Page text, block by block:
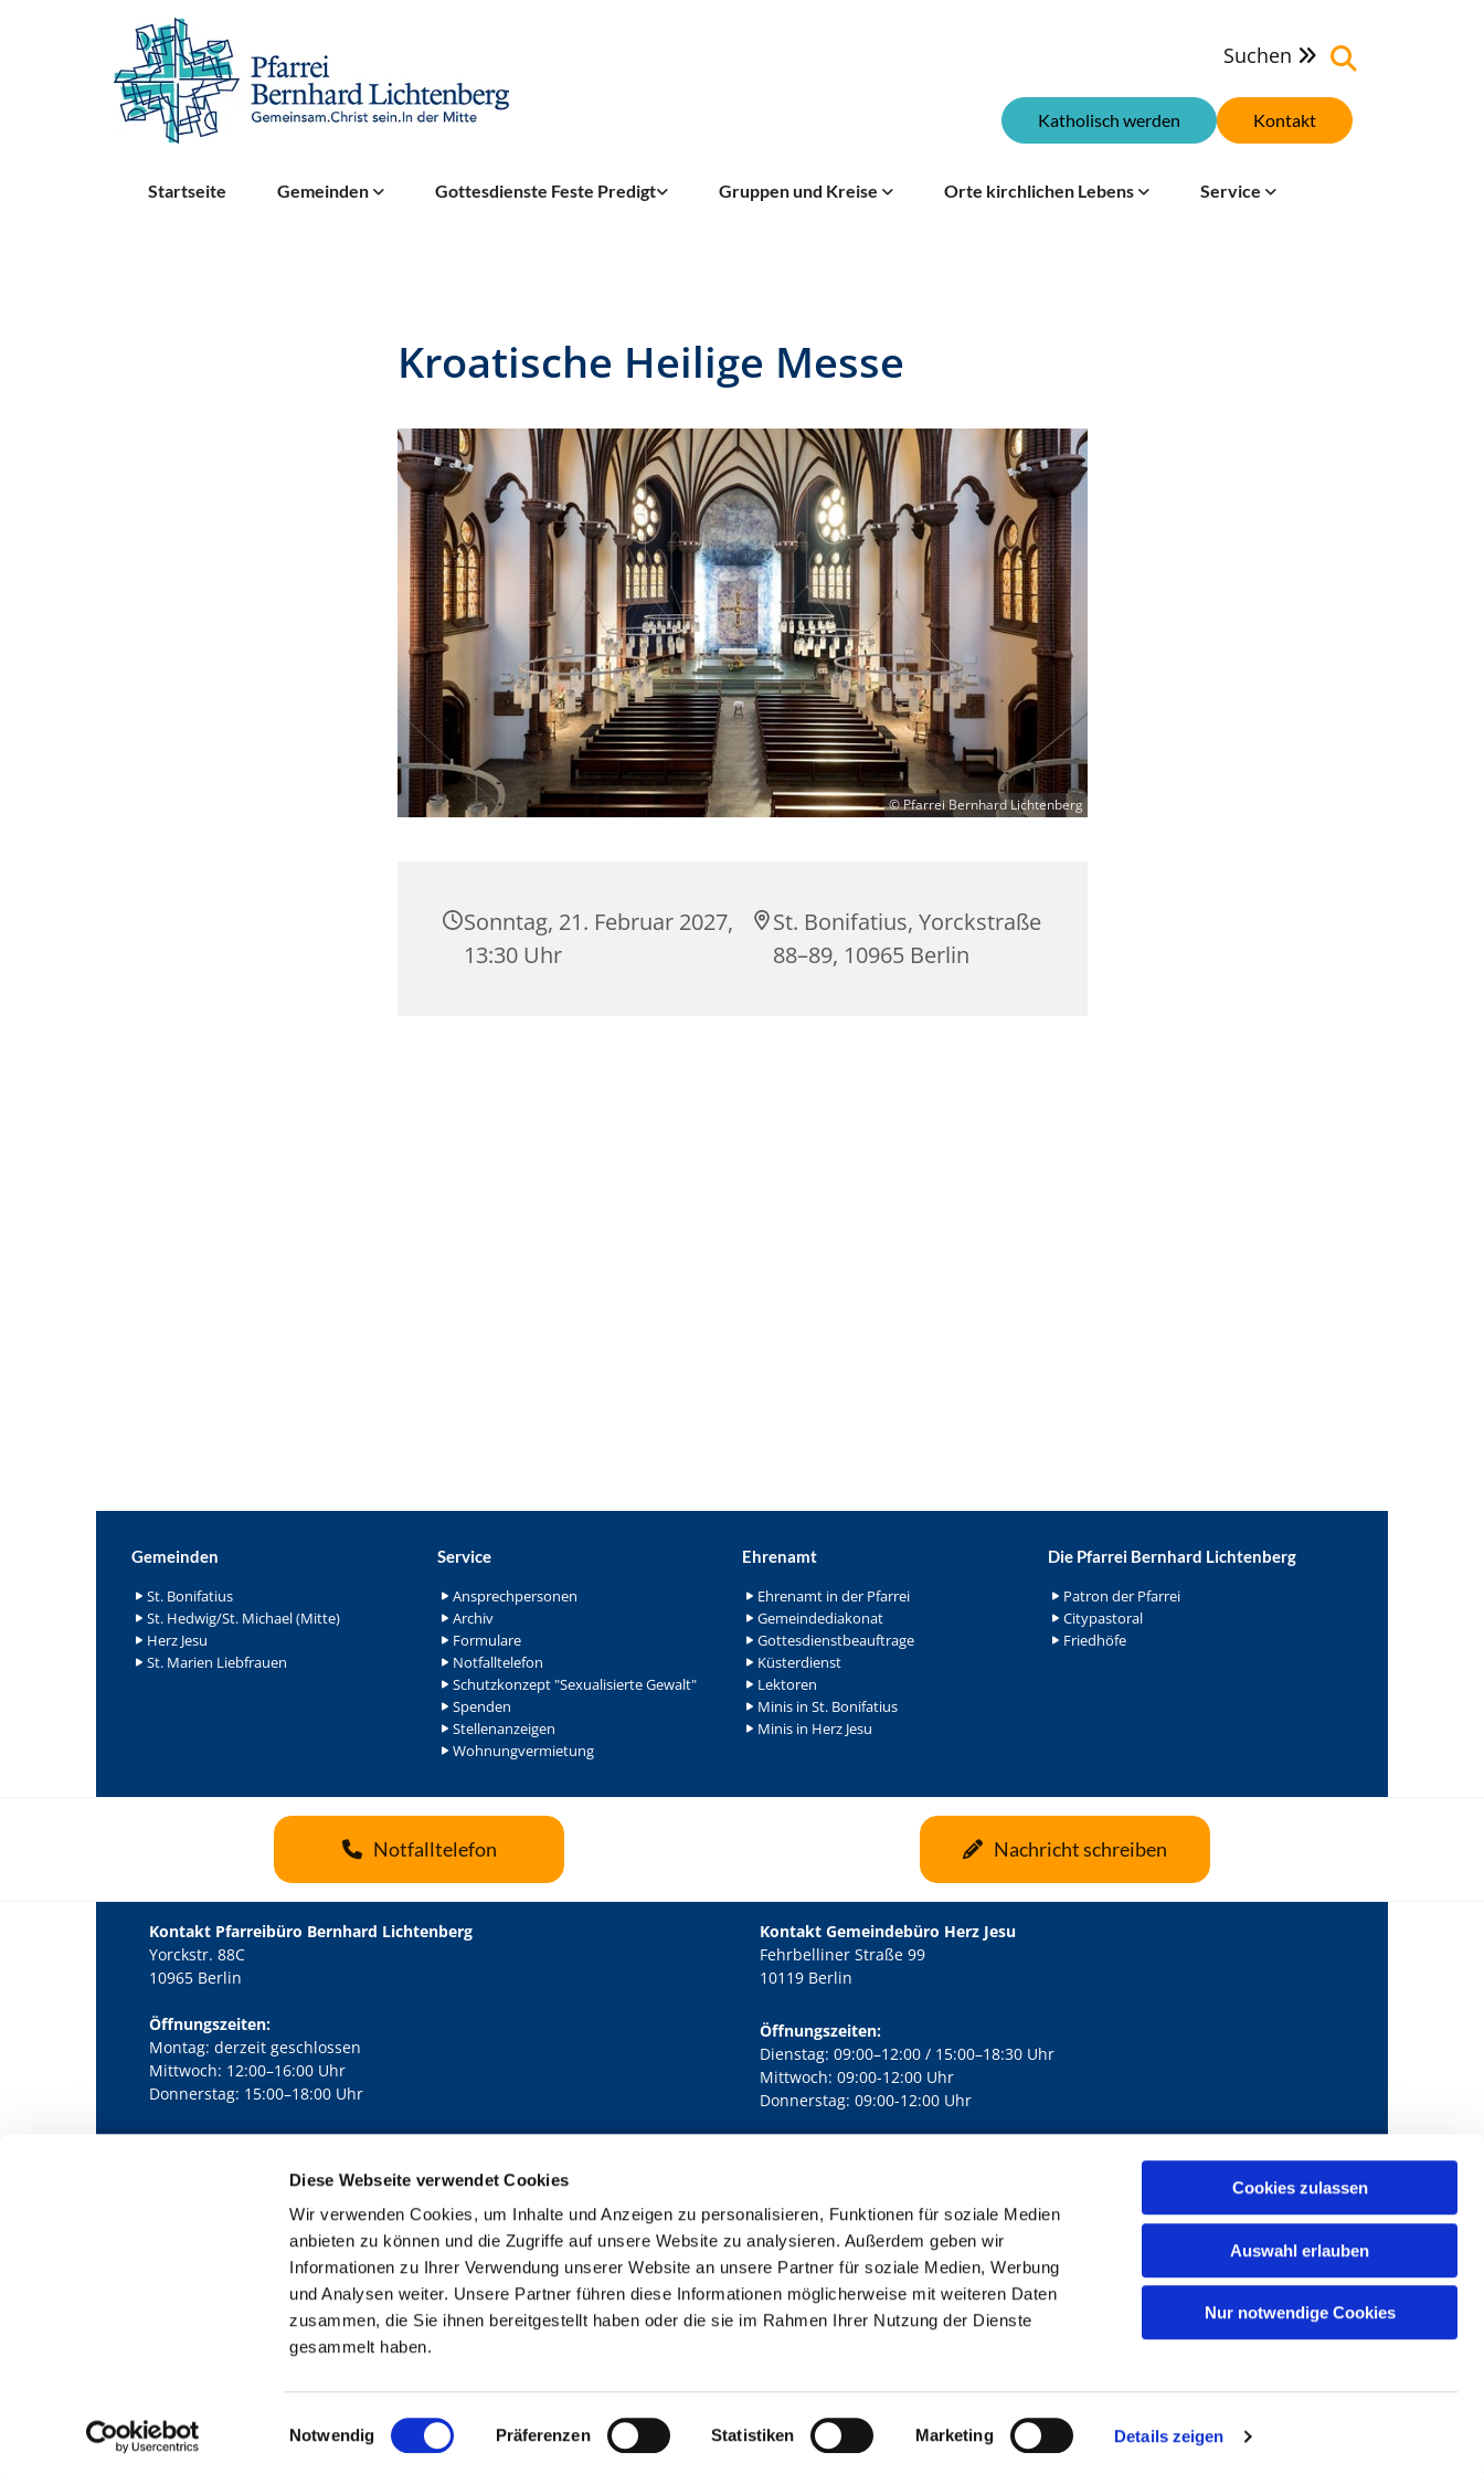
Diese Webseite verwendet Cookies
Wir verwenden Cookies, um Inhalte und Anzeigen zu personalisieren, Funktionen für soziale Medien
anbieten zu können und die Zugriffe auf unsere Website zu analysieren. Außerdem geben wir
Informationen zu Ihrer Verwendung unserer Website an unsere Partner für soziale Medien, Werbung
und Analysen weiter. Unsere Partner führen diese Informationen möglicherweise mit weiteren Daten
zusammen, die Sie ihnen bereitgestellt haben oder die sie im Rahmen Ihrer Nutzung der Dienste
gesammelt haben.
i
Notwendig Präferenzen Statistiken Marketing Details zeigen
Cookies zulassen
Auswahl erlauben
Nur notwendige Cookies
Suchen 
Kontakt
Katholisch werden
Startseite Gemeinden Gottesdienste Feste Predigt Gruppen und Kreise Orte kirchlichen Lebens Service
Kroatische Heilige Messe
© Pfarrei Bernhard Lichtenberg
Sonntag, 21. Februar 2027,
13:30 Uhr
St. Bonifatius, Yorckstraße
88–89, 10965 Berlin
Gemeinden
St. Bonifatius
St. Hedwig/St. Michael (Mitte)
Herz Jesu
St. Marien Liebfrauen
Service
Ansprechpersonen
Archiv
Formulare
Notfalltelefon
Schutzkonzept "Sexualisierte Gewalt"
Spenden
Stellenanzeigen
Wohnungvermietung
Ehrenamt
Ehrenamt in der Pfarrei
Gemeindediakonat
Gottesdienstbeauftrage
Küsterdienst
Lektoren
Minis in St. Bonifatius
Minis in Herz Jesu
Die Pfarrei Bernhard Lichtenberg
Patron der Pfarrei
Citypastoral
Friedhöfe
Notfalltelefon Nachricht schreiben
Kontakt Pfarreibüro Bernhard Lichtenberg
Yorckstr. 88C
10965 Berlin
Öffnungszeiten:
Montag: derzeit geschlossen
Mittwoch: 12:00–16:00 Uhr
Donnerstag: 15:00–18:00 Uhr
Kontakt Gemeindebüro Herz Jesu
Fehrbelliner Straße 99
10119 Berlin
Öffnungszeiten:
Dienstag: 09:00–12:00 / 15:00–18:30 Uhr
Mittwoch: 09:00-12:00 Uhr
Donnerstag: 09:00-12:00 Uhr
Kath. Kirchengemeinde Pfarrei Bernhard Lichtenberg Berlin-Mitte · Yorckstr. 88C, 10965 Berlin mail@bernhard-lichtenberg.berlin
Kontaktinformationen Impressum